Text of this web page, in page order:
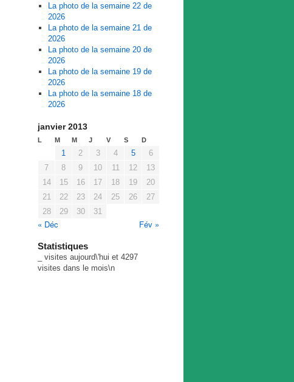
La photo de la semaine 22 de
2026
La photo de la semaine 21 de
2026
La photo de la semaine 20 de
2026
La photo de la semaine 19 de
2026
La photo de la semaine 18 de
2026
janvier 2013
L M M J V S D
1 2 3 4 5
6
7
8 9 10 11 12
13
14
15 16 17 18 19
20
21
22 23 24 25 26
27
28
29 30 31
« Déc Fév »
Statistiques
visites aujourd\'hui et 4297
visites dans le mois\n